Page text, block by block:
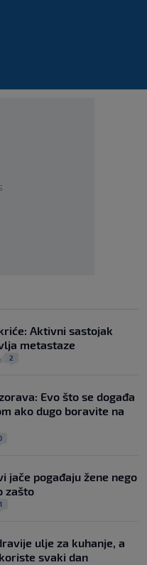
Aktivni sastojak
metastaze
2
Evo što se događa
ako dugo boravite na
jače pogađaju žene nego
zašto
1
ulje za kuhanje, a
svaki dan